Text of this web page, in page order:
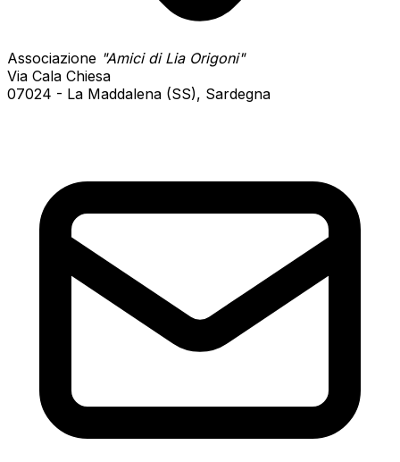
Associazione "Amici di Lia Origoni"
Via Cala Chiesa
07024 - La Maddalena (SS), Sardegna